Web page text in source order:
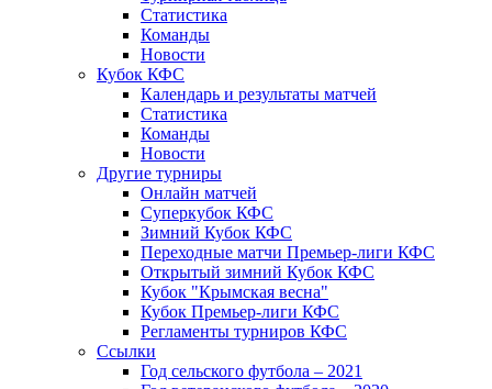
Статистика
Команды
Новости
Кубок КФС
Календарь и результаты матчей
Статистика
Команды
Новости
Другие турниры
Онлайн матчей
Суперкубок КФС
Зимний Кубок КФС
Переходные матчи Премьер-лиги КФС
Открытый зимний Кубок КФС
Кубок "Крымская весна"
Кубок Премьер-лиги КФС
Регламенты турниров КФС
Ссылки
Год сельского футбола – 2021